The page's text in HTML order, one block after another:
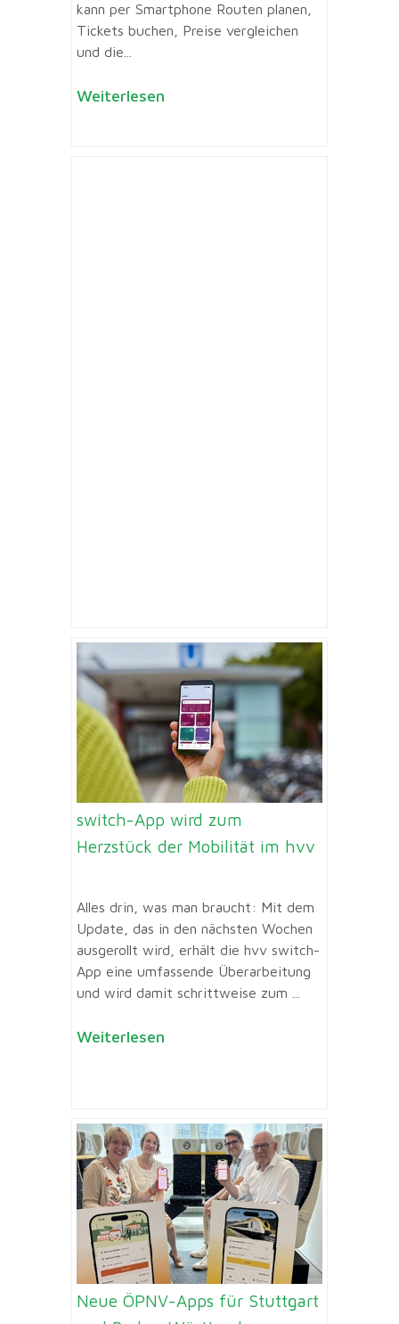
kann per Smartphone Routen planen,
Tickets buchen, Preise vergleichen
und die...
Weiterlesen
switch-App wird zum
Herzstück der Mobilität im hvv
Alles drin, was man braucht: Mit dem
Update, das in den nächsten Wochen
ausgerollt wird, erhält die hvv switch-
App eine umfassende Überarbeitung
und wird damit schrittweise zum ...
Weiterlesen
Neue ÖPNV-Apps für Stuttgart